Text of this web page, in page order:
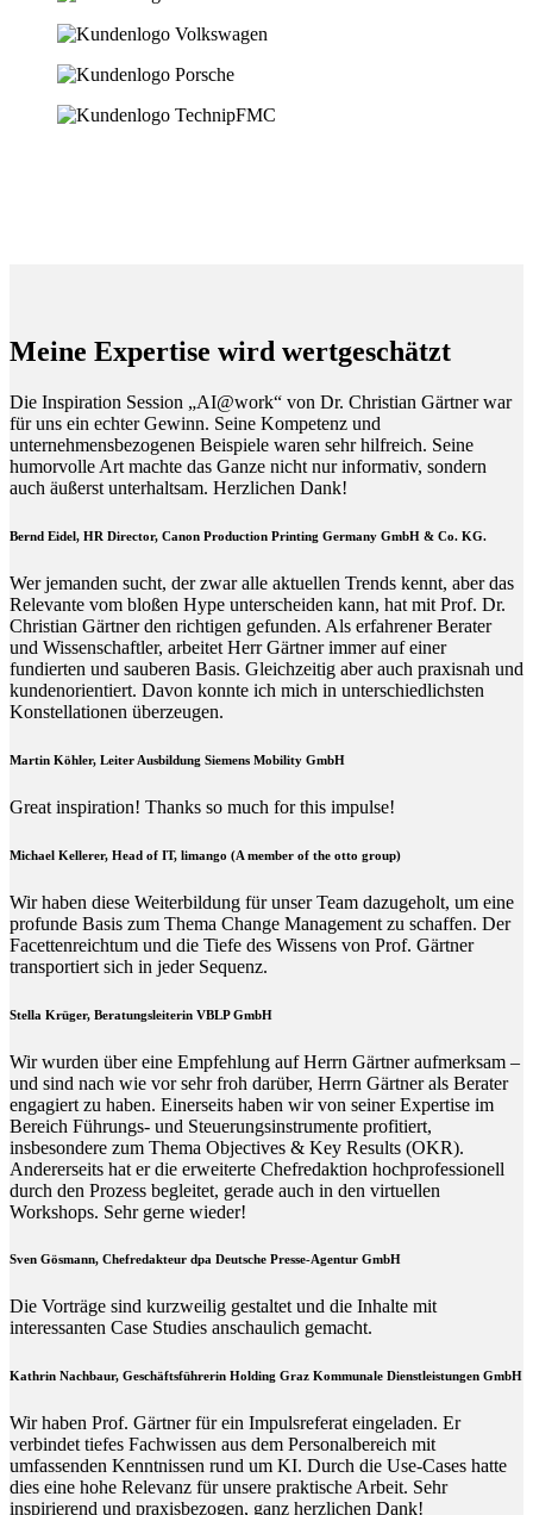
Meine Expertise wird wertgeschätzt
Die Inspiration Session „AI@work“ von Dr. Christian Gärtner war
für uns ein echter Gewinn. Seine Kompetenz und
unternehmensbezogenen Beispiele waren sehr hilfreich. Seine
humorvolle Art machte das Ganze nicht nur informativ, sondern
auch äußerst unterhaltsam. Herzlichen Dank!
Bernd Eidel, HR Director, Canon Production Printing Germany GmbH & Co. KG.
Wer jemanden sucht, der zwar alle aktuellen Trends kennt, aber das
Relevante vom bloßen Hype unterscheiden kann, hat mit Prof. Dr.
Christian Gärtner den richtigen gefunden. Als erfahrener Berater
und Wissenschaftler, arbeitet Herr Gärtner immer auf einer
fundierten und sauberen Basis. Gleichzeitig aber auch praxisnah und
kundenorientiert. Davon konnte ich mich in unterschiedlichsten
Konstellationen überzeugen.
Martin Köhler, Leiter Ausbildung Siemens Mobility GmbH
Great inspiration! Thanks so much for this impulse!
Michael Kellerer, Head of IT, limango (A member of the otto group)
Wir haben diese Weiterbildung für unser Team dazugeholt, um eine
profunde Basis zum Thema Change Management zu schaffen. Der
Facettenreichtum und die Tiefe des Wissens von Prof. Gärtner
transportiert sich in jeder Sequenz.
Stella Krüger, Beratungsleiterin VBLP GmbH
Wir wurden über eine Empfehlung auf Herrn Gärtner aufmerksam –
und sind nach wie vor sehr froh darüber, Herrn Gärtner als Berater
engagiert zu haben. Einerseits haben wir von seiner Expertise im
Bereich Führungs- und Steuerungsinstrumente profitiert,
insbesondere zum Thema Objectives & Key Results (OKR).
Andererseits hat er die erweiterte Chefredaktion hochprofessionell
durch den Prozess begleitet, gerade auch in den virtuellen
Workshops. Sehr gerne wieder!
Sven Gösmann, Chefredakteur dpa Deutsche Presse-Agentur GmbH
Die Vorträge sind kurzweilig gestaltet und die Inhalte mit
interessanten Case Studies anschaulich gemacht.
Kathrin Nachbaur, Geschäftsführerin Holding Graz Kommunale Dienstleistungen GmbH
Wir haben Prof. Gärtner für ein Impulsreferat eingeladen. Er
verbindet tiefes Fachwissen aus dem Personalbereich mit
umfassenden Kenntnissen rund um KI. Durch die Use-Cases hatte
dies eine hohe Relevanz für unsere praktische Arbeit. Sehr
inspirierend und praxisbezogen, ganz herzlichen Dank!